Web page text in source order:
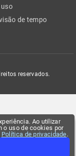
Ao utilizar
o uso de cookies por
Política de privacidade.
uso
de tempo
reservados.